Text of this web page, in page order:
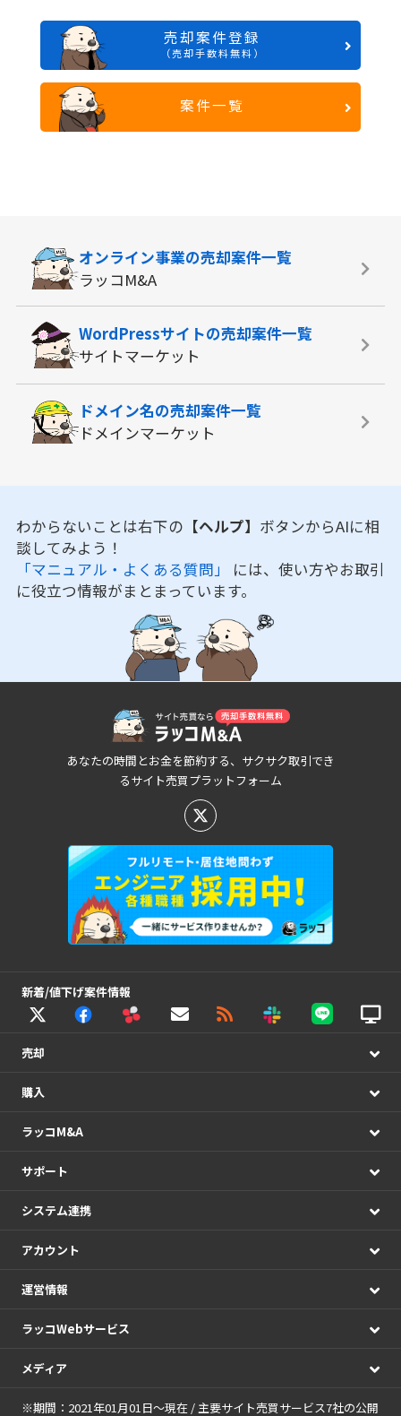
売却案件登録
（売却手数料無料）
案件一覧
オンライン事業の売却案件一覧
ラッコM&A
WordPressサイトの売却案件一覧
サイトマーケット
ドメイン名の売却案件一覧
ドメインマーケット
わからないことは右下の 【ヘルプ】 ボタンからAIに相
談してみよう！
「マニュアル・よくある質問」 には、使い方やお取引
に役立つ情報がまとまっています。
あなたの時間とお金を節約する、サクサク取引でき
るサイト売買プラットフォーム
新着/値下げ案件情報
売却
購入
ラッコM&A
サポート
システム連携
アカウント
運営情報
ラッコWebサービス
メディア
※期間：2021年01月01日～現在 / 主要サイト売買サービス7社の公開